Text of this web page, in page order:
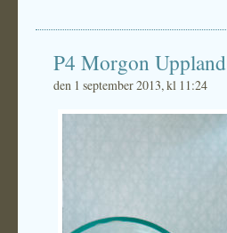
P4 Morgon Uppland
den 1 september 2013, kl 11:24